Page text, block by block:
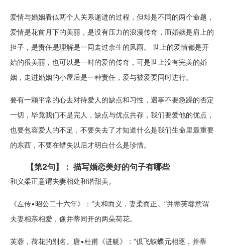
爱情与婚姻看似两个人关系递进的过程，但却是不同的两个命题，
爱情是花前月下的美丽，是没有压力的浪漫传奇，而婚姻是肩上的
担子，是责任是理解是一同走过余生的风雨。 世上的爱情都是开
始的很美丽，也可以是一时的爱的传奇，可是世上没有完美的婚
姻，走进婚姻的小屋后是一种责任，爱与被爱要同时进行。
要有一颗平常的心去对待爱人的缺点和习性，遇事不要急躁的否定
一切，毕竟我们不是完人，缺点与优点共存，我们要爱他的优点，
也要包容爱人的不足，不要失去了才知道什么是我们生命里最重要
的东西，不要在错失以后才明白什么是珍惜。
【第2句】： 描写婚恋美好的句子有哪些
和义柔正意谓夫妻相处和谐甜美。
《左传•昭公二十六年》：“夫和而义，妻柔而正。”并蒂芙蓉意谓
夫妻相亲相爱，像并蒂同开的两朵荷花。
芙蓉，荷花的别名。唐•杜甫《进艇》：“倶飞蛱蝶元相逐，并蒂